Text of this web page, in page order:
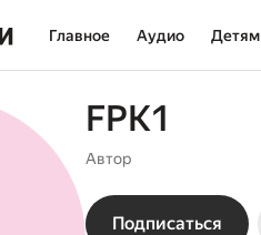
Главное Аудио Детям
FPK1
Автор
Подписаться